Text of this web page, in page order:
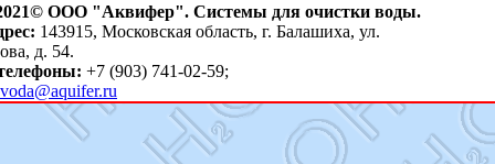
ООО "Аквифер". Системы для очистки воды.
143915, Московская область, г. Балашиха, ул.
д. 54.
+7 (903) 741-02-59;
voda@aquifer.ru